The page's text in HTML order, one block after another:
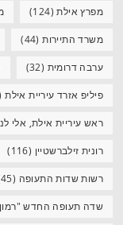
מפרץ אילת(124)
משרד התיירות(44)
ערבה דרומית (32)
פיליפ אזרד עיריית אילת
ראש עיריית אילת, אלי
רונית זילברשטיין (116)
רשות שדות התעופה (45)
שדה תעופה החדש